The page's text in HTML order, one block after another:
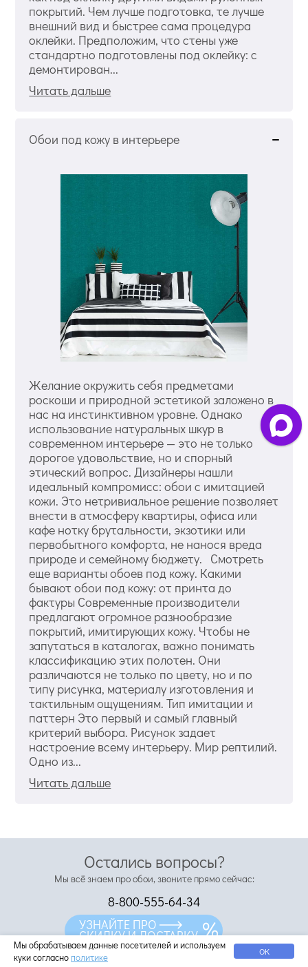
покрытий. Чем лучше подготовка, те лучше
внешний вид и быстрее сама процедура
оклейки. Предположим, что стены уже
стандартно подготовлены под оклейку: с
демонтирован...
Читать дальше
Обои под кожу в интерьере
Желание окружить себя предметами
роскоши и природной эстетикой заложено в
нас на инстинктивном уровне. Однако
использование натуральных шкур в
современном интерьере — это не только
дорогое удовольствие, но и спорный
этический вопрос. Дизайнеры нашли
идеальный компромисс: обои с имитацией
кожи. Это нетривиальное решение позволяет
внести в атмосферу квартиры, офиса или
кафе нотку брутальности, экзотики или
первобытного комфорта, не нанося вреда
природе и семейному бюджету. Смотреть
еще варианты обоев под кожу. Какими
бывают обои под кожу: от принта до
фактуры Современные производители
предлагают огромное разнообразие
покрытий, имитирующих кожу. Чтобы не
запутаться в каталогах, важно понимать
классификацию этих полотен. Они
различаются не только по цвету, но и по
типу рисунка, материалу изготовления и
тактильным ощущениям. Тип имитации и
паттерн Это первый и самый главный
критерий выбора. Рисунок задает
настроение всему интерьеру. Мир рептилий.
Одно из...
Читать дальше
Остались вопросы?
Мы всё знаем про обои, звоните прямо сейчас:
8-800-555-64-34
8(495)-737-64-34
С удовольствием ответим на ваши вопросы
Мы обрабатываем данные посетителей и используем
куки согласно политике ОК
УЗНАЙТЕ ПРО
СКИДКУ И ДОСТАВКУ